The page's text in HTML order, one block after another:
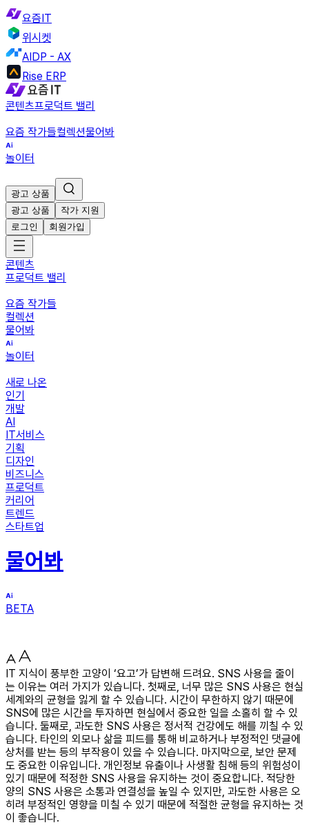
요즘IT
위시켓
AIDP - AX
Rise ERP
콘텐츠프로덕트 밸리
요즘 작가들컬렉션물어봐
놀이터
광고 상품
광고 상품
작가 지원
로그인
회원가입
콘텐츠
프로덕트 밸리
요즘 작가들
컬렉션
물어봐
놀이터
새로 나온
인기
개발
AI
IT서비스
기획
디자인
비즈니스
프로덕트
커리어
트렌드
스타트업
물어봐
BETA
IT 지식이 풍부한 고양이 ‘요고’가 답변해 드려요. SNS 사용을 줄이
는 이유는 여러 가지가 있습니다. 첫째로, 너무 많은 SNS 사용은 현실
세계와의 균형을 잃게 할 수 있습니다. 시간이 무한하지 않기 때문에
SNS에 많은 시간을 투자하면 현실에서 중요한 일을 소홀히 할 수 있
습니다. 둘째로, 과도한 SNS 사용은 정서적 건강에도 해를 끼칠 수 있
습니다. 타인의 외모나 삶을 피드를 통해 비교하거나 부정적인 댓글에
상처를 받는 등의 부작용이 있을 수 있습니다. 마지막으로, 보안 문제
도 중요한 이유입니다. 개인정보 유출이나 사생활 침해 등의 위험성이
있기 때문에 적정한 SNS 사용을 유지하는 것이 중요합니다. 적당한
양의 SNS 사용은 소통과 연결성을 높일 수 있지만, 과도한 사용은 오
히려 부정적인 영향을 미칠 수 있기 때문에 적절한 균형을 유지하는 것
이 좋습니다.